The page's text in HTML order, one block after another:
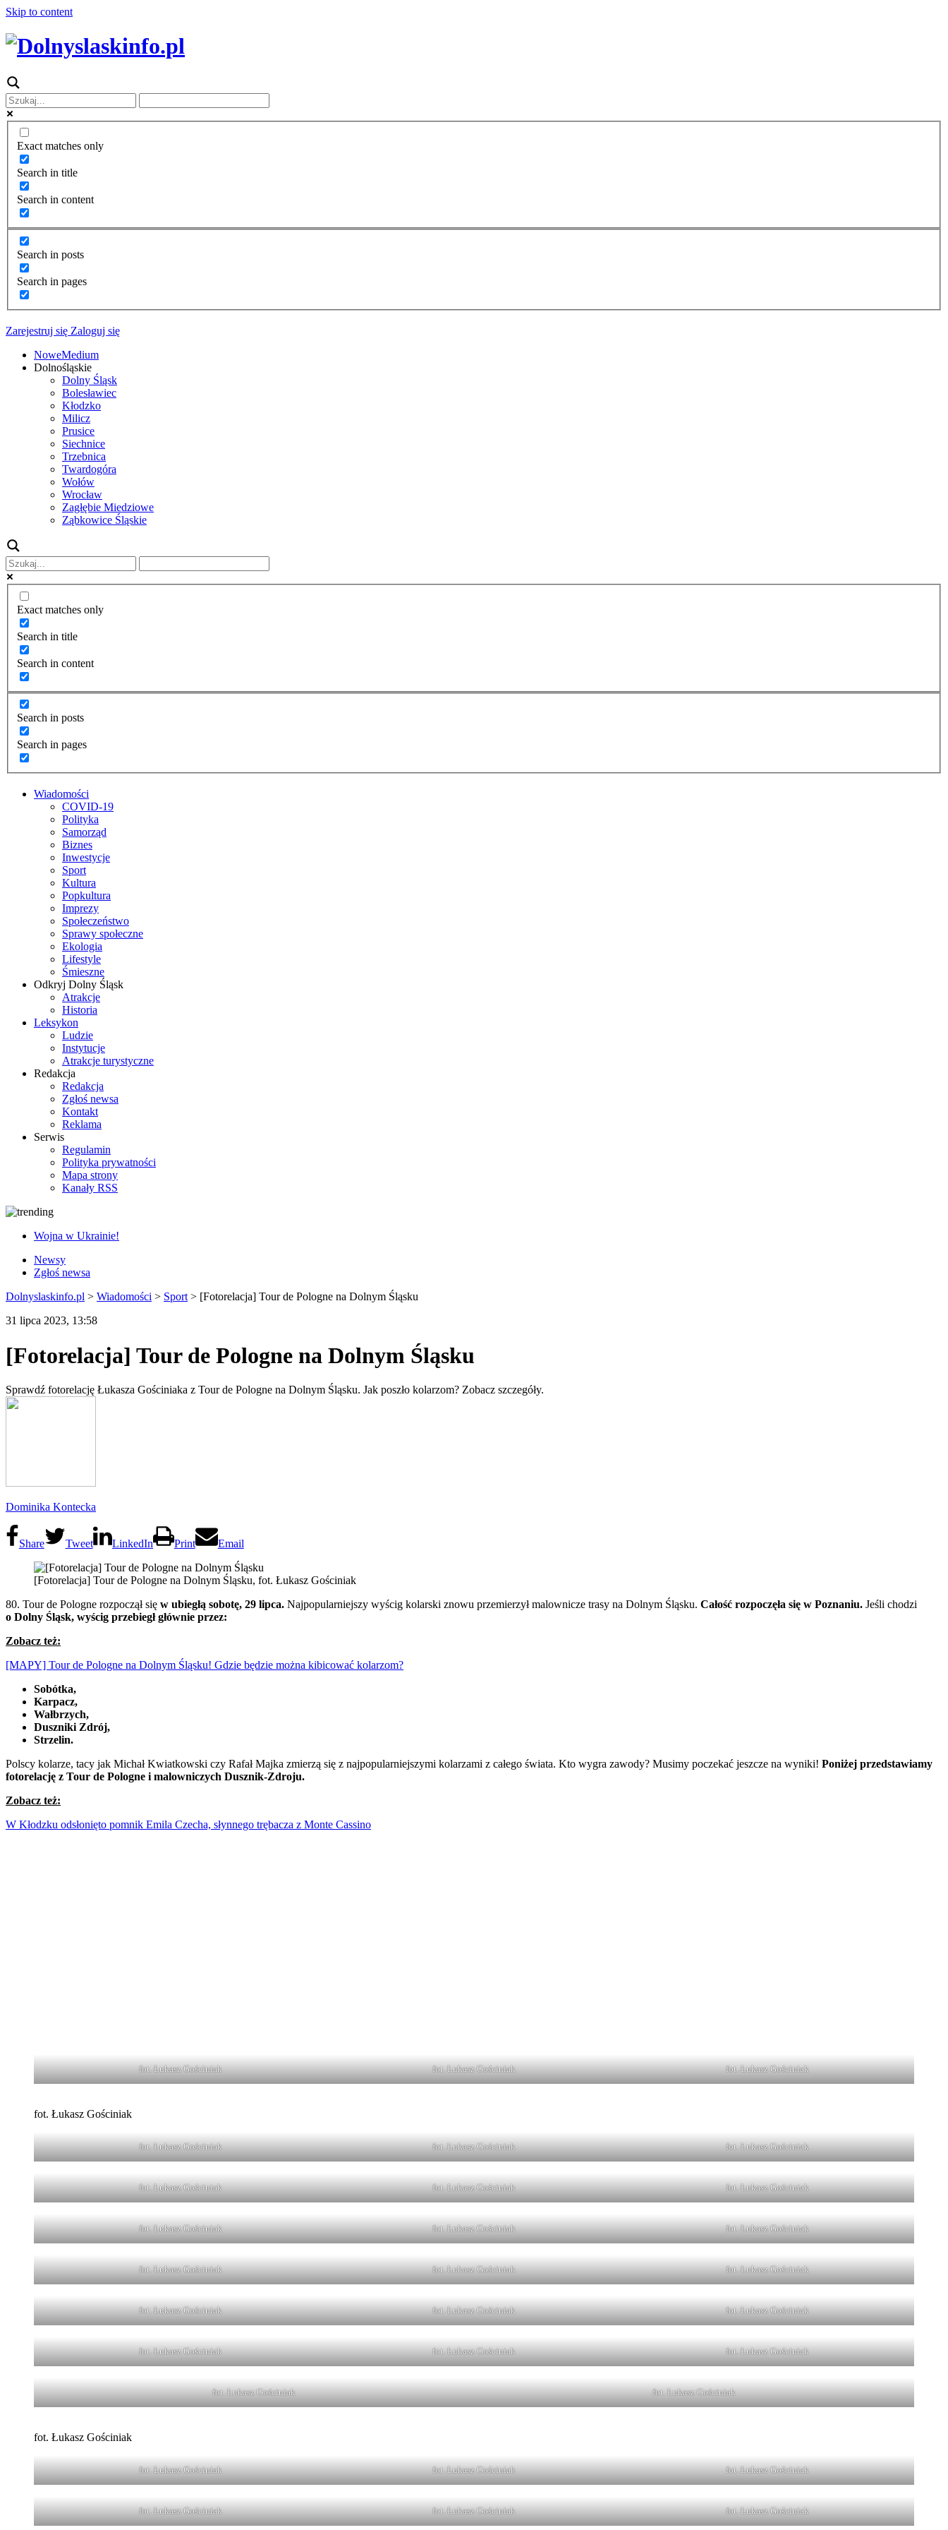
Skip to content
Exact matches only
Search in title
Search in content
Search in posts
Search in pages
Zarejestruj się Zaloguj się
NoweMedium
Dolnośląskie
Dolny Śląsk
Bolesławiec
Kłodzko
Milicz
Prusice
Siechnice
Trzebnica
Twardogóra
Wołów
Wrocław
Zagłębie Miedziowe
Ząbkowice Śląskie
Exact matches only
Search in title
Search in content
Search in posts
Search in pages
Wiadomości
COVID-19
Polityka
Samorząd
Biznes
Inwestycje
Sport
Kultura
Popkultura
Imprezy
Społeczeństwo
Sprawy społeczne
Ekologia
Lifestyle
Śmieszne
Odkryj Dolny Śląsk
Atrakcje
Historia
Leksykon
Ludzie
Instytucje
Atrakcje turystyczne
Redakcja
Redakcja
Zgłoś newsa
Kontakt
Reklama
Serwis
Regulamin
Polityka prywatności
Mapa strony
Kanały RSS
Wojna w Ukrainie!
Newsy
Zgłoś newsa
Dolnyslaskinfo.pl > Wiadomości > Sport > [Fotorelacja] Tour de Pologne na Dolnym Śląsku
31 lipca 2023, 13:58
[Fotorelacja] Tour de Pologne na Dolnym Śląsku
Sprawdź fotorelację Łukasza Gościniaka z Tour de Pologne na Dolnym Śląsku. Jak poszło kolarzom? Zobacz szczegóły.
Dominika Kontecka
Share Tweet LinkedIn Print Email
[Fotorelacja] Tour de Pologne na Dolnym Śląsku, fot. Łukasz Gościniak
80. Tour de Pologne rozpoczął się w ubiegłą sobotę, 29 lipca. Najpopularniejszy wyścig kolarski znowu przemierzył malownicze trasy na Dolnym Śląsku. Całość rozpoczęła się w Poznaniu. Jeśli chodzi
o Dolny Śląsk, wyścig przebiegł głównie przez:
Zobacz też:
[MAPY] Tour de Pologne na Dolnym Śląsku! Gdzie będzie można kibicować kolarzom?
Sobótka,
Karpacz,
Wałbrzych,
Duszniki Zdrój,
Strzelin.
Polscy kolarze, tacy jak Michał Kwiatkowski czy Rafał Majka zmierzą się z najpopularniejszymi kolarzami z całego świata. Kto wygra zawody? Musimy poczekać jeszcze na wyniki! Poniżej przedstawiamy
fotorelację z Tour de Pologne i malowniczych Dusznik-Zdroju.
Zobacz też:
W Kłodzku odsłonięto pomnik Emila Czecha, słynnego trębacza z Monte Cassino
fot. Łukasz Gościniak fot. Łukasz Gościniak fot. Łukasz Gościniak
fot. Łukasz Gościniak
fot. Łukasz Gościniak fot. Łukasz Gościniak fot. Łukasz Gościniak
fot. Łukasz Gościniak fot. Łukasz Gościniak fot. Łukasz Gościniak
fot. Łukasz Gościniak fot. Łukasz Gościniak fot. Łukasz Gościniak
fot. Łukasz Gościniak fot. Łukasz Gościniak fot. Łukasz Gościniak
fot. Łukasz Gościniak fot. Łukasz Gościniak fot. Łukasz Gościniak
fot. Łukasz Gościniak fot. Łukasz Gościniak fot. Łukasz Gościniak
fot. Łukasz Gościniak fot. Łukasz Gościniak
fot. Łukasz Gościniak
fot. Łukasz Gościniak fot. Łukasz Gościniak fot. Łukasz Gościniak
fot. Łukasz Gościniak fot. Łukasz Gościniak fot. Łukasz Gościniak